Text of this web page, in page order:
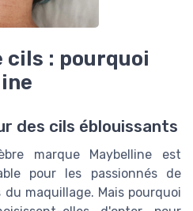
cils : pourquoi
des cils éblouissants
marque Maybelline est
pour les passionnés de
maquillage. Mais pourquoi